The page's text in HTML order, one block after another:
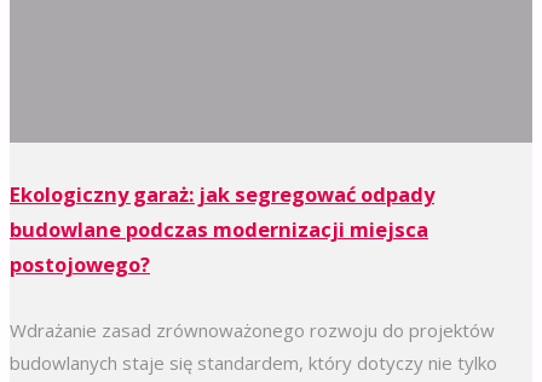
Ekologiczny garaż: jak segregować odpady
budowlane podczas modernizacji miejsca
postojowego?
Wdrażanie zasad zrównoważonego rozwoju do projektów
budowlanych staje się standardem, który dotyczy nie tylko